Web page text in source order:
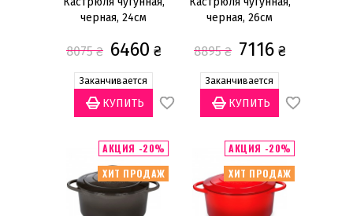
Материал
Нержавеющая сталь
(15)
Стекло (2)
Чугун
14,5см (2)
15,5см (1)
16см (5)
черная, 24см
8075₴ 6460 ₴
Заканчивается
черная, 26см
8895₴ 7116₴
Заканчивается
ХИТ ПРОДАЖ
АКЦИЯ -20%
ХИТ ПРОДАЖ
АКЦИЯ -20%